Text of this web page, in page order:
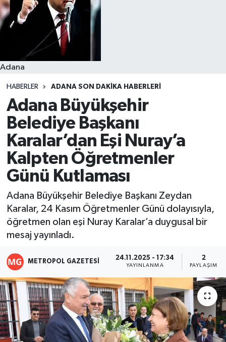
Adana
HABERLER ADANA SON DAKIKA HABERLERI
Adana Büyükşehir
Belediye Başkanı
Karalar’dan Eşi Nuray’a
Kalpten Öğretmenler
Günü Kutlaması
Adana Büyükşehir Belediye Başkanı Zeydan
Karalar, 24 Kasım Öğretmenler Günü dolayısıyla,
öğretmen olan eşi Nuray Karalar’a duygusal bir
mesaj yayınladı.
METROPOL GAZETESI 24.11.2025 - 17:34
YAYINLANMA
2
PAYLAŞIM
Resmi İlanlar